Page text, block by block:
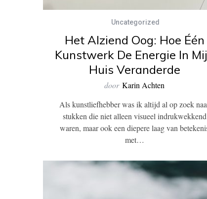
Uncategorized
Het Alziend Oog: Hoe Één
Kunstwerk De Energie In
Huis Veranderde
door Karin Achten
Als kunstliefhebber was ik altijd al op zoek
stukken die niet alleen visueel indrukwekkend
waren, maar ook een diepere laag van
met…